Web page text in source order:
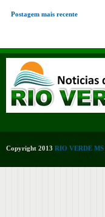
Postagem mais recente
Copyright 2013 RIO VERDE MS